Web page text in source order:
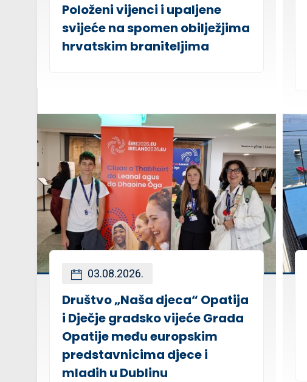
Položeni vijenci i upaljene
svijeće na spomen obilježjima
hrvatskim braniteljima
03.08.2026.
Društvo „Naša djeca“ Opatija
i Dječje gradsko vijeće Grada
Opatije među europskim
predstavnicima djece i
mladih u Dublinu